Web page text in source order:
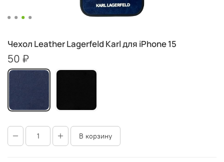
Чехол Leather Lagerfeld Karl для iPhone 15
50 ₽
В корзину